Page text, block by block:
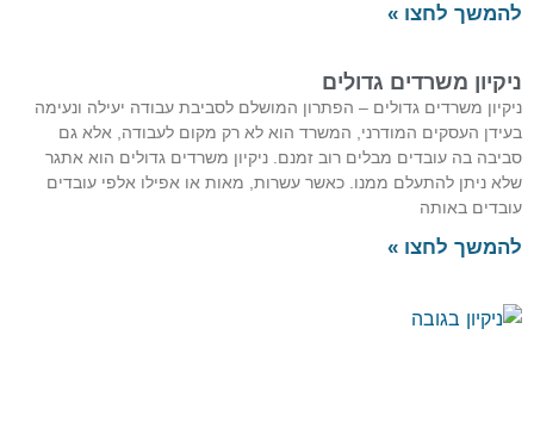
להמשך לחצו »
ניקיון משרדים גדולים
ניקיון משרדים גדולים – הפתרון המושלם לסביבת עבודה יעילה ונעימה
בעידן העסקים המודרני, המשרד הוא לא רק מקום לעבודה, אלא גם
סביבה בה עובדים מבלים רוב זמנם. ניקיון משרדים גדולים הוא אתגר
שלא ניתן להתעלם ממנו. כאשר עשרות, מאות או אפילו אלפי עובדים
עובדים באותה
להמשך לחצו »